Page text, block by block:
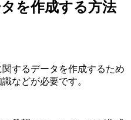
を作成する方法
するデータを作成するため
などが必要です。